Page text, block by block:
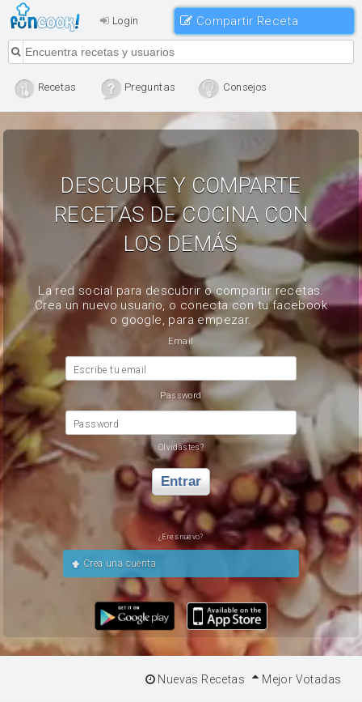
Login
Recetas Preguntas Consejos
DESCUBRE Y COMPARTE
RECETAS DE COCINA CON
LOS DEMÁS
La red social para descubrir o compartir recetas.
Crea un nuevo usuario, o conecta con tu facebook
o google, para empezar.
Email
Escribe tu email
Password
Password
Olvidastes?
Entrar
¿Eres nuevo?
Crea una cuenta
Compartir Receta
Nuevas Recetas Mejor Votadas